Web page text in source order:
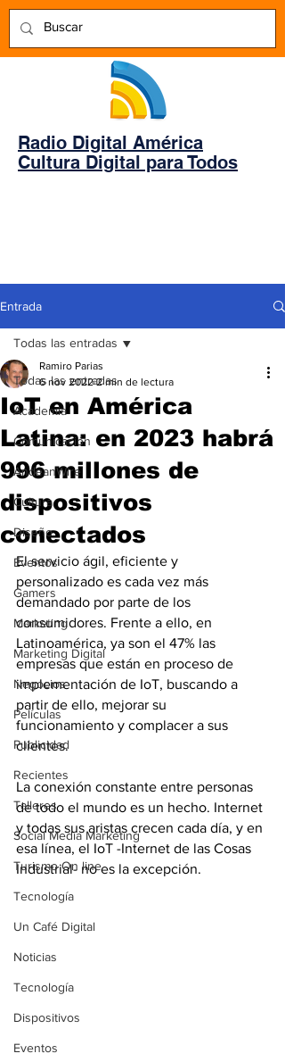
Radio Digital América
Cultura Digital para Todos
Entrada
Todas las entradas
Academia
Comunicación
AndeanWire
Cultura
Diseño
Eventos
Gamers
Marketing
Marketing Digital
Negocios
Películas
Publicidad
Recientes
Talleres
Social Media Marketing
Turismo On line
Tecnología
Un Café Digital
Noticias
Tecnología
Dispositivos
Eventos
Todas las entradas
IoT en América
Latina: en 2023 habrá
996 millones de
dispositivos
conectados
Ramiro Parias
6 nov 2022 2 min de lectura
El servicio ágil, eficiente y
personalizado es cada vez más
demandado por parte de los
consumidores. Frente a ello, en
Latinoamérica, ya son el 47% las
empresas que están en proceso de
implementación de IoT, buscando a
partir de ello, mejorar su
funcionamiento y complacer a sus
clientes.
La conexión constante entre personas
de todo el mundo es un hecho. Internet
y todas sus aristas crecen cada día, y en
esa línea, el IoT -Internet de las Cosas
Industrial- no es la excepción.